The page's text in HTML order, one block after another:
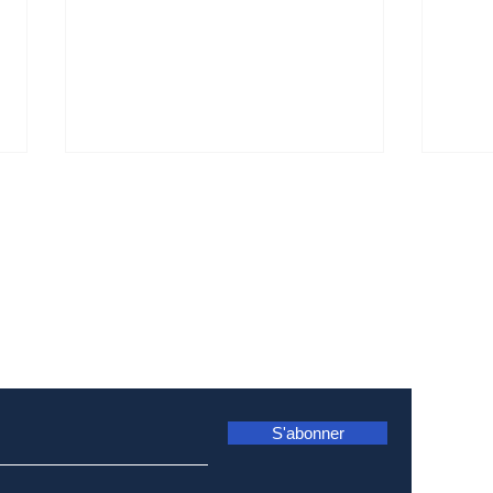
million$ dans l'action
les cartes prépayées
S'abonner